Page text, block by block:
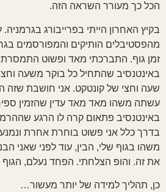
הכל כך מעורר השראה הזה.
בקיץ האחרון הייתי בפרייבורג
מהפסטיבלים הותיקים והמפורסמים
זמן גוף. התברכתי מאד ופשוט
באינטנסיב שהתחיל כל בוקר משעה וחצי
שעה וחצי של קונטקט. אני חושבת שזה
עשתה משהו מאד מאד עדין שהזמין
באינטנסיב פתאום קרה לו הרגע
בדרך כלל אני פשוט בוחרת אחרת
משהו בגוף שלי, הבין, עוד לפני שאני
את זה. והופ הצלחתי. הפחד נעלם, הגוף
כן, תהליך למידה של יותר מעשור…